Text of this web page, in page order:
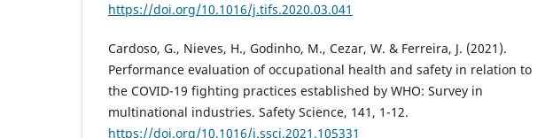
https://doi.org/10.1016/j.tifs.2020.03.041
Cardoso, G., Nieves, H., Godinho, M., Cezar, W. & Ferreira, J. (2021).
Performance evaluation of occupational health and safety in relation to
the COVID-19 fighting practices established by WHO: Survey in
multinational industries. Safety Science, 141, 1-12.
https://doi.org/10.1016/j.ssci.2021.105331